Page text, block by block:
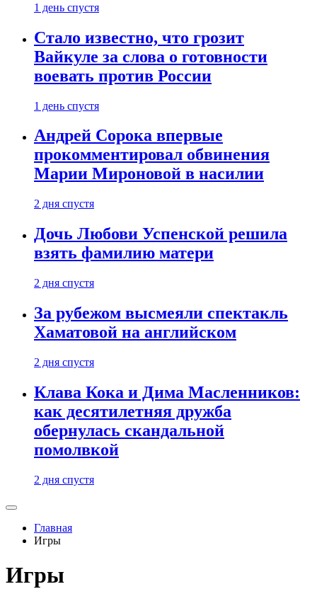
1 день спустя
Стало известно, что грозит
Вайкуле за слова о готовности
воевать против России
1 день спустя
Андрей Сорока впервые
прокомментировал обвинения
Марии Мироновой в насилии
2 дня спустя
Дочь Любови Успенской решила
взять фамилию матери
2 дня спустя
За рубежом высмеяли спектакль
Хаматовой на английском
2 дня спустя
Клава Кока и Дима Масленников:
как десятилетняя дружба
обернулась скандальной
помолвкой
2 дня спустя
Главная
Игры
Игры